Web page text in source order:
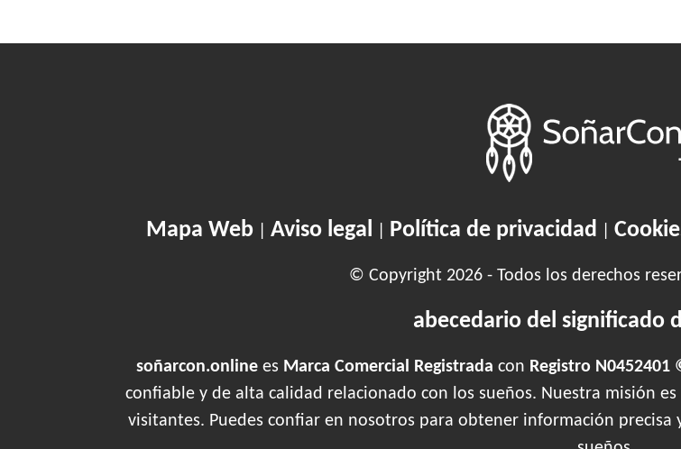
Mapa Web| Aviso legal Política de privacidad
© Copyright 2026 - Todos los derechos
abecedario del significado
soñarcon.onlinees Marca Comercial Registrada con Registro
confiable y de alta calidad relacionado con los sueños. Nuestra misión
visitantes. Puedes confiar en nosotros para obtener información